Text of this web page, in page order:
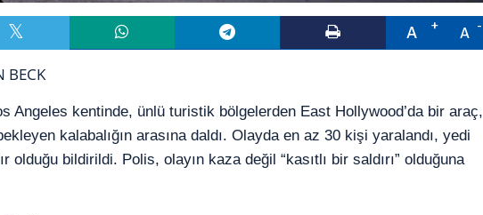
A A
BECK
Angeles kentinde, ünlü turistik bölgelerden East Hollywood’da bir araç,
kalabalığın arasına daldı. Olayda en az 30 kişi yaralandı, yedi
olduğu bildirildi. Polis, olayın kaza değil “kasıtlı bir saldırı” olduğuna